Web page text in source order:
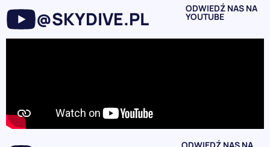
@SKYDIVE.PL ODWIEDŹ NAS NA
YOUTUBE